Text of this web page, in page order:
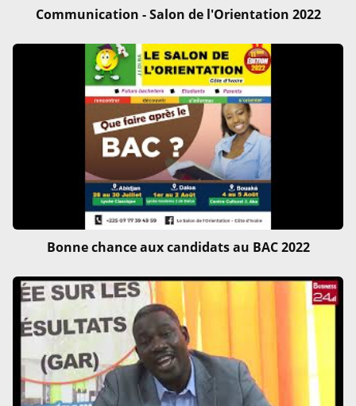
Communication - Salon de l'Orientation 2022
Bonne chance aux candidats au BAC 2022